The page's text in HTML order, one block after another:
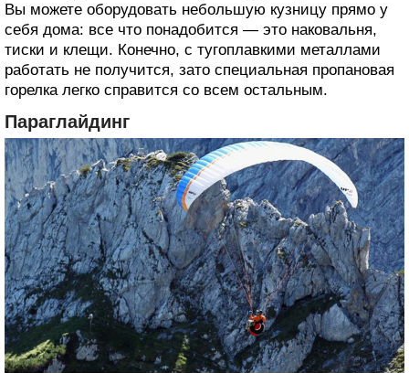
Вы можете оборудовать небольшую кузницу прямо у
себя дома: все что понадобится — это наковальня,
тиски и клещи. Конечно, с тугоплавкими металлами
работать не получится, зато специальная пропановая
горелка легко справится со всем остальным.
Параглайдинг